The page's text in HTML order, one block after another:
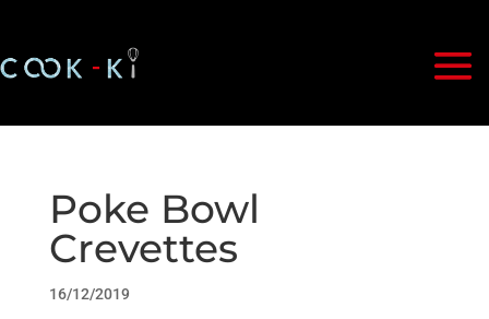
Poke Bowl
Crevettes
16/12/2019